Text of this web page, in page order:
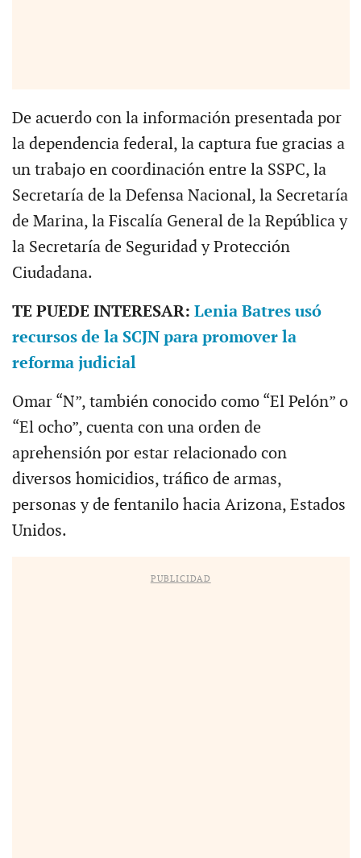
De acuerdo con la información presentada por
la dependencia federal, la captura fue gracias a
un trabajo en coordinación entre la SSPC, la
Secretaría de la Defensa Nacional, la Secretaría
de Marina, la Fiscalía General de la República y
la Secretaría de Seguridad y Protección
Ciudadana.
TE PUEDE INTERESAR: Lenia Batres usó
recursos de la SCJN para promover la
reforma judicial
Omar “N”, también conocido como “El Pelón” o
“El ocho”, cuenta con una orden de
aprehensión por estar relacionado con
diversos homicidios, tráfico de armas,
personas y de fentanilo hacia Arizona, Estados
Unidos.
PUBLICIDAD